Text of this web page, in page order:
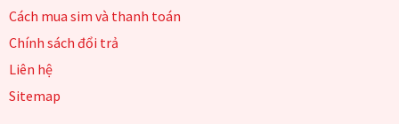
Cách mua sim và thanh toán
Chính sách đổi trả
Liên hệ
Sitemap